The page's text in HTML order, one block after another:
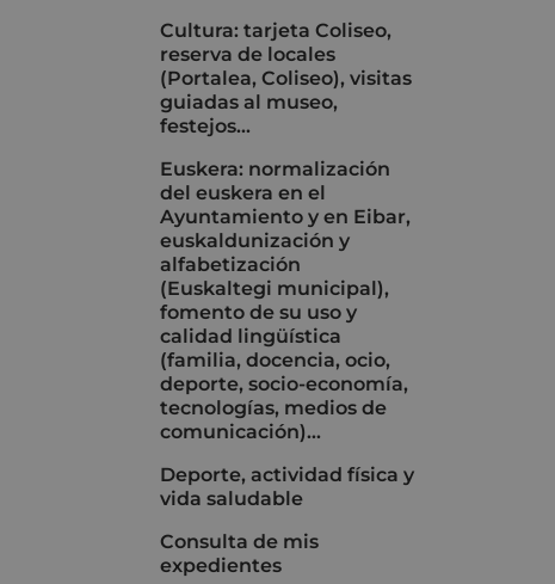
Cultura: tarjeta Coliseo,
reserva de locales
(Portalea, Coliseo), visitas
guiadas al museo,
festejos...
Euskera: normalización
del euskera en el
Ayuntamiento y en Eibar,
euskaldunización y
alfabetización
(Euskaltegi municipal),
fomento de su uso y
calidad lingüística
(familia, docencia, ocio,
deporte, socio-economía,
tecnologías, medios de
comunicación)...
Deporte, actividad física y
vida saludable
Consulta de mis
expedientes